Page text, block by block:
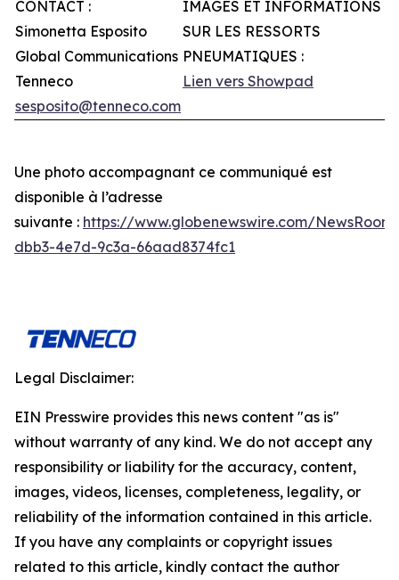
CONTACT :
Simonetta Esposito
Global Communications
Tenneco
sesposito@tenneco.com
IMAGES ET INFORMATIONS
SUR LES RESSORTS
PNEUMATIQUES :
Lien vers Showpad
Une photo accompagnant ce communiqué est
disponible à l’adresse
suivante : https://www.globenewswire.com/
dbb3-4e7d-9c3a-66aad8374fc1
Legal Disclaimer:
EIN Presswire provides this news content "as is"
without warranty of any kind. We do not accept any
responsibility or liability for the accuracy, content,
images, videos, licenses, completeness, legality, or
reliability of the information contained in this article.
If you have any complaints or copyright issues
related to this article, kindly contact the author